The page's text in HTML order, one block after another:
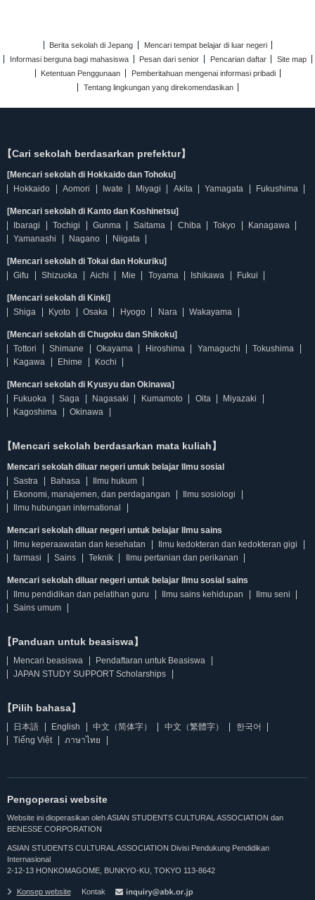
Berita sekolah di Jepang
Mencari tempat belajar di luar negeri
Informasi berguna bagi mahasiswa
Pesan dari senior Pencarian daftar
Site map
Ketentuan Penggunaan
Pemberitahuan mengenai informasi pribadi
Tentang lingkungan yang direkomendasikan
【Cari sekolah berdasarkan prefektur】
[Mencari sekolah di Hokkaido dan Tohoku]
Hokkaido
Aomori Iwate Miyagi Akita Yamagata Fukushima
[Mencari sekolah di Kanto dan Koshinetsu]
Ibaragi
Tochigi Gunma Saitama Chiba Tokyo
Kanagawa
Yamanashi
Nagano Niigata
[Mencari sekolah di Tokai dan Hokuriku]
Gifu
Shizuoka Aichi Mie Toyama Ishikawa Fukui
[Mencari sekolah di Kinki]
Shiga
Kyoto Osaka Hyogo Nara Wakayama
[Mencari sekolah di Chugoku dan Shikoku]
Tottori
Shimane Okayama Hiroshima Yamaguchi
Tokushima
Kagawa
Ehime Kochi
[Mencari sekolah di Kyusyu dan Okinawa]
Fukuoka
Saga Nagasaki Kumamoto Oita
Miyazaki
Kagoshima
Okinawa
【Mencari sekolah berdasarkan mata kuliah】
Mencari sekolah diluar negeri untuk belajar Ilmu sosial
Sastra
Bahasa
Ilmu hukum
Ekonomi, manajemen, dan perdagangan
Ilmu sosiologi
Ilmu hubungan international
Mencari sekolah diluar negeri untuk belajar Ilmu sains
Ilmu keperaawatan dan kesehatan
Ilmu kedokteran dan kedokteran gigi
farmasi
Sains Teknik Ilmu pertanian dan perikanan
Mencari sekolah diluar negeri untuk belajar Ilmu sosial sains
Ilmu pendidikan dan pelatihan guru
Ilmu sains kehidupan
Ilmu seni
Sains umum
【Panduan untuk beasiswa】
Mencari beasiswa
Pendaftaran untuk Beasiswa
JAPAN STUDY SUPPORT Scholarships
【Pilih bahasa】
日本語 English 中文（简体字） 中文（繁體字）
한국어
Tiếng Việt
ภาษาไทย
Pengoperasi website
Website ini dioperasikan oleh ASIAN STUDENTS CULTURAL ASSOCIATION dan
BENESSE CORPORATION
ASIAN STUDENTS CULTURAL ASSOCIATION Divisi Pendukung Pendidikan
Internasional
2-12-13 HONKOMAGOME, BUNKYO-KU, TOKYO 113-8642
Konsep website Kontak